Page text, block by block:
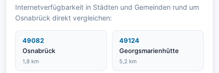
Internetverfügbarkeit in Städten und Gemeinden rund um
Osnabrück direkt vergleichen:
49082
Osnabrück
1,8 km
49124
Georgsmarienhütte
5,2 km